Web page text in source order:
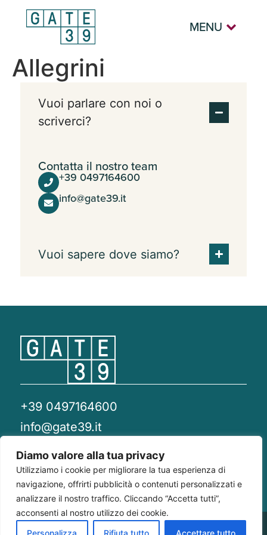
Diamo valore alla tua privacy
Utilizziamo i cookie per migliorare la tua esperienza di
navigazione, offrirti pubblicità o contenuti personalizzati e
analizzare il nostro traffico. Cliccando “Accetta tutti”,
acconsenti al nostro utilizzo dei cookie.
Personalizza
Rifiuta tutto Accettare tutto
MENU
Allegrini
Vuoi parlare con noi o
scriverci?
Contatta il nostro team
+39 0497164600
info@gate39.it
Vuoi sapere dove siamo?
+39 0497164600
info@gate39.it
gate39@pec.it
Privacy Policy Whistleblowing Compliance 231
Gate 39 Largo Francesco Richini, 2/A 20122 P.Iva/CF